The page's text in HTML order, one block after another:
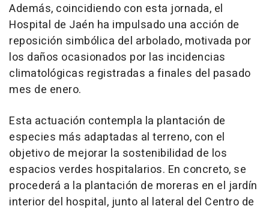
Además, coincidiendo con esta jornada, el
Hospital de Jaén ha impulsado una acción de
reposición simbólica del arbolado, motivada por
los daños ocasionados por las incidencias
climatológicas registradas a finales del pasado
mes de enero.
Esta actuación contempla la plantación de
especies más adaptadas al terreno, con el
objetivo de mejorar la sostenibilidad de los
espacios verdes hospitalarios. En concreto, se
procederá a la plantación de moreras en el jardín
interior del hospital, junto al lateral del Centro de